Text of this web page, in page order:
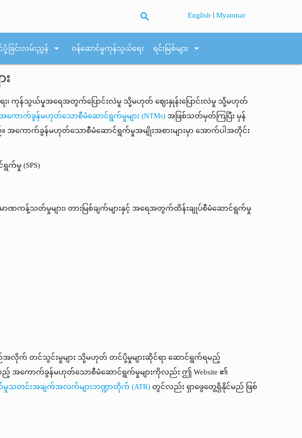
search English |Myanmar
ပို့ခြင်းလမ်းညွှန် arrow_drop_down ဝန်ဆောင်မှုကုန်သွယ်ရေး ရင်းမြစ်များ arrow_drop_down
ကုန်သွယ်မှုအရေအတွက်ပြောင်းလဲမှု သို့မဟုတ် ဈေးနှုန်းပြောင်းလဲမှု သို့မဟုတ်
အကောက်ခွန်မဟုတ်သောစီမံဆောင်ရွက်မှုများ (NTMs)အဖြစ်သတ်မှတ်ကြပြီး မှန်
ကောက်ခွန်မဟုတ်သောစီမံဆောင်ရွက်မှုအမျိုးအစားများမှာ အောက်ပါအတိုင်း
က်မှု (SPS)
ဏကန့်သတ်မှုများ၊ တားမြစ်ချက်များနှင့် အရေအတွက်ထိန်းချုပ်စီမံဆောင်ရွက်မှု
အလိုက် တင်သွင်းမှုများ သို့မဟုတ် တင်ပို့မှုများဆိုင်ရာ ​ဆောင်ရွက်ရမည့်
အကောက်ခွန်မဟုတ်သောစီမံဆောင်ရွက်မှုများကိုလည်း ဤ Website ၏
တင်းအချက်အလက်များဘဏ္ဍာတိုက် (ATR)တွင်လည်း ရှာဖွေတွေ့ရှိနိုင်မည် ဖြစ်